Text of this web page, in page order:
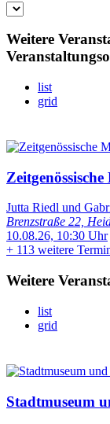
Weitere
list
grid
Jutta Riedl und
Brenzstraße 22,
10.08.26, 10:30 Uhr
+ 113 weitere
Weitere
list
grid
Stadtmuseum